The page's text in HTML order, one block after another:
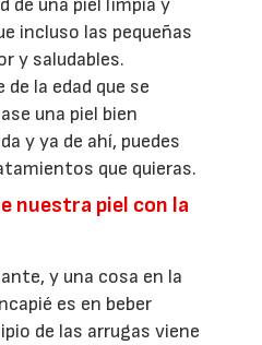
de una piel limpia y
incluso las pequeñas
y saludables.
la edad que se
una piel bien
y ya de ahí, puedes
que quieras.
nuestra piel con la
y una cosa en la
es en beber
de las arrugas viene